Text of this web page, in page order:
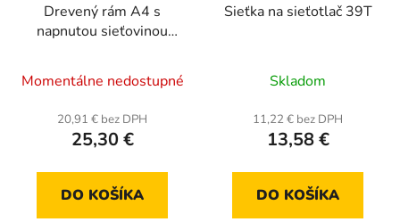
Drevený rám A4 s
napnutou sieťovinou
hodnotenie
produktu
je
z
Momentálne nedostupné
20,91 € bez DPH
25,30 €
DO KOŠÍKA
Sieťka na sieťotlač 39T
Skladom
11,22 € bez DPH
13,58 €
DO KOŠÍKA